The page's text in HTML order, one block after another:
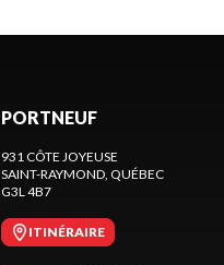
PORTNEUF
931 CÔTE JOYEUSE
SAINT-RAYMOND, QUÉBEC
G3L 4B7
ITINÉRAIRE